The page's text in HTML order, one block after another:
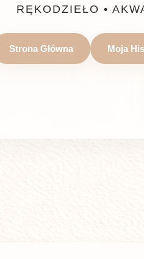
RĘKODZIEŁO •
Strona Główna Moja